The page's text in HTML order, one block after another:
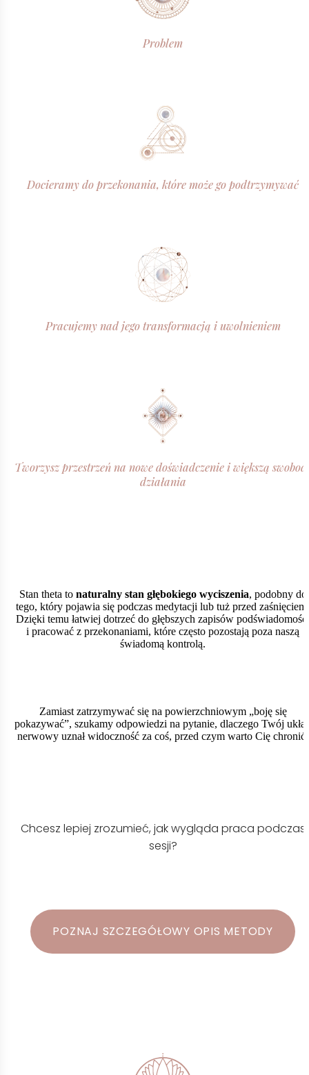
Problem
Docieramy do przekonania, które może go podtrzymywać
Pracujemy nad jego transformacją i uwolnieniem
Tworzysz przestrzeń na nowe doświadczenie i większą
działania
Stan theta to naturalny stan głębokiego wyciszenia, podobny do
tego, który pojawia się podczas medytacji lub tuż przed zaśnięciem.
Dzięki temu łatwiej dotrzeć do głębszych zapisów podświadomości
i pracować z przekonaniami, które często pozostają poza naszą
świadomą kontrolą.
Zamiast zatrzymywać się na powierzchniowym „boję się
pokazywać”, szukamy odpowiedzi na pytanie, dlaczego Twój
nerwowy uznał widoczność za coś, przed czym warto Cię chronić.
Chcesz lepiej zrozumieć, jak wygląda praca podczas
sesji?
POZNAJ SZCZEGÓŁOWY OPIS METODY